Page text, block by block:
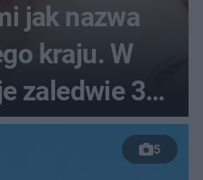
jak nazwa
kraju. W
zaledwie 3
5